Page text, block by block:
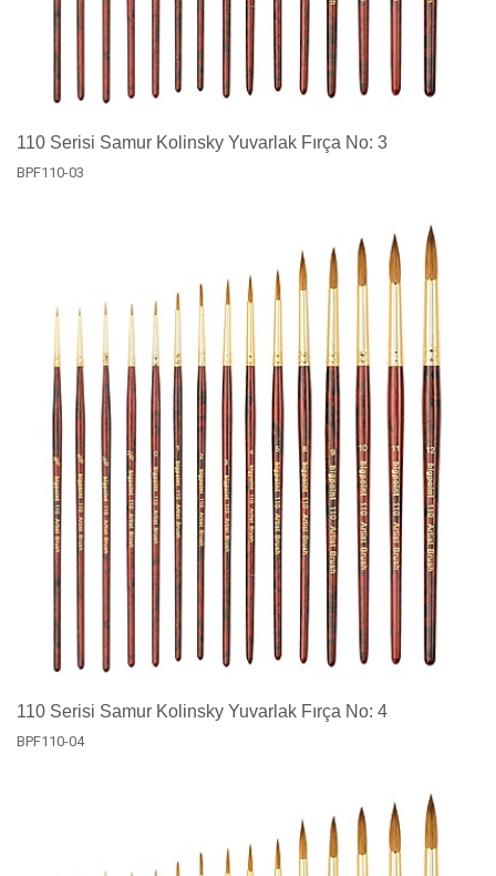
110 Serisi Samur Kolinsky Yuvarlak Fırça No: 3
BPF110-03
110 Serisi Samur Kolinsky Yuvarlak Fırça No: 4
BPF110-04